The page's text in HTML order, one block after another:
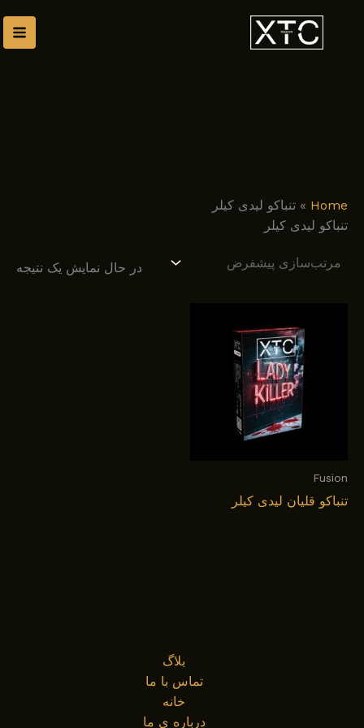
Home
»تنباکو لیدی کیلر
تنباکو لیدی کیلر
در حال نمایش یک نتیجه
Fusion
تنباکو قلیان لیدی کیلر
بلاگ
تماس با ما
خانه
درباره ی ما